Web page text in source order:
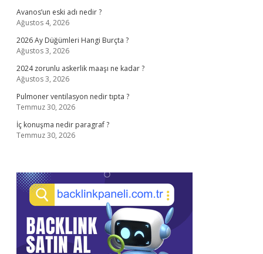
Avanos’un eski adı nedir ?
Ağustos 4, 2026
2026 Ay Düğümleri Hangi Burçta ?
Ağustos 3, 2026
2024 zorunlu askerlik maaşı ne kadar ?
Ağustos 3, 2026
Pulmoner ventilasyon nedir tıpta ?
Temmuz 30, 2026
İç konuşma nedir paragraf ?
Temmuz 30, 2026